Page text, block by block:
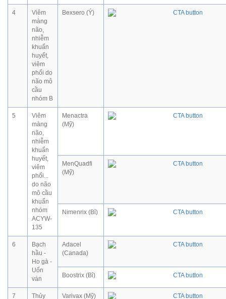
4
Viêm
màng
não,
nhiễm
khuẩn
huyết,
viêm
phổi do
não mô
cầu
nhóm B
Bexsero (Ý)
5
Viêm
màng
não,
nhiễm
khuẩn
huyết,
viêm
phổi...
do não
mô cầu
khuẩn
nhóm
ACYW-
135
Menactra
(Mỹ)
MenQuadfi
(Mỹ)
Nimenrix (Bỉ)
6
Bạch
hầu -
Ho gà -
Uốn
ván
Adacel
(Canada)
Boostrix (Bỉ)
7
Thủy
Varivax (Mỹ)